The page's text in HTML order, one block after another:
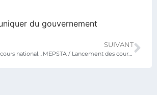
du gouvernement
Ouverture du concours national de recrutement des élèves pour les lycées scientifiques de Lomé et de Kara
SUIVANT
MEPSTA / Lancement des cours de remédiation dans l’IEPP Lomé-Ouest